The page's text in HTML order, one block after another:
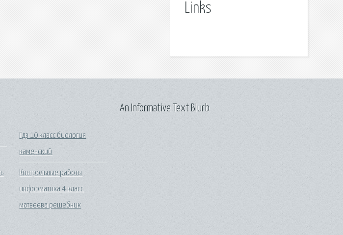
Links
Гдз 10 класс биология
каменский
Контрольные работы
информатика 4 класс
матвеева решебник
An Informative Text Blurb